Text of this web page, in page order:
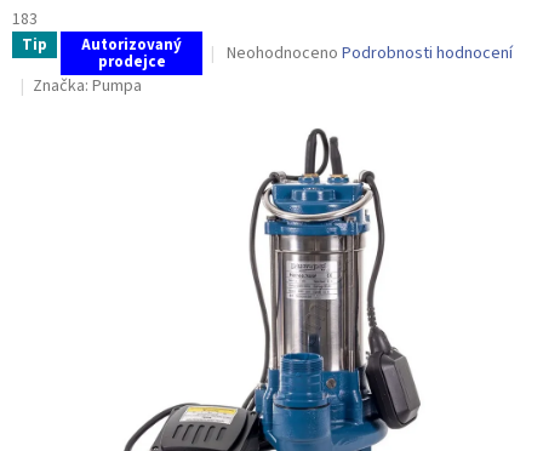
183
Tip Autorizovaný
prodejce
Průměrné
hvězdiček.
Neohodnoceno Podrobnosti hodnocení
Značka: Pumpa